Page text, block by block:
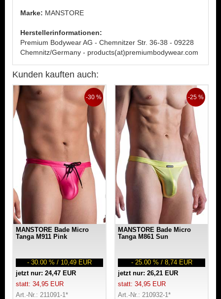
Marke: MANSTORE
Herstellerinformationen:
Premium Bodywear AG - Chemnitzer Str. 36-38 - 09228
Chemnitz/Germany - products(at)premiumbodywear.com
Kunden kauften auch:
-30 %
MANSTORE Bade Micro
Tanga M911 Pink
- 30.00 % / 10,49 EUR
jetzt nur: 24,47 EUR
statt: 34,95 EUR
Art.-Nr.: 211091-1*
-25 %
MANSTORE Bade Micro
Tanga M861 Sun
- 25.00 % / 8,74 EUR
jetzt nur: 26,21 EUR
statt: 34,95 EUR
Art.-Nr.: 210932-1*